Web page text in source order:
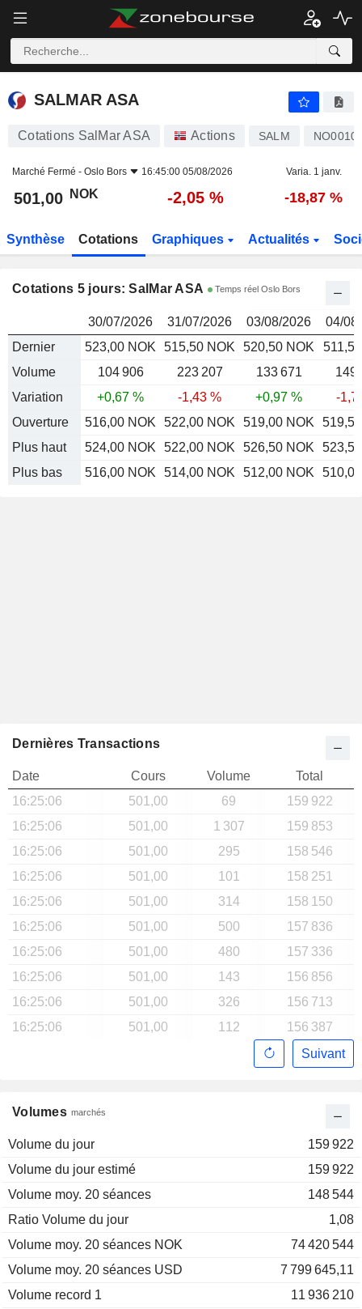
SALMAR ASA 501,00
SALMAR ASA
Cotations SalMar ASA Actions SALM
Marché Fermé - Oslo Bors 16:45:00 05/08/2026 Varia. 1 janv.
501,00 NOK -2,05 % -18,87 %
Synthèse Cotations Graphiques Actualités
Cotations 5 jours: SalMar ASA Temps réel Oslo Bors
30/07/2026 31/07/2026 03/08/2026
04/
Dernier
523,00 NOK 515,50 NOK 520,50 NOK
Volume
104 906 223 207 133 671
149
Variation
+0,67 % -1,43 % +0,97 %
-
Ouverture
516,00 NOK 522,00 NOK 519,00 NOK
Plus haut
524,00 NOK 522,00 NOK 526,50 NOK
Plus bas
516,00 NOK 514,00 NOK 512,00 NOK
Volumes marchés
Volume du jour
159 922
Volume du jour estimé
159 922
Volume moy. 20 séances
148 544
Ratio Volume du jour
1,08
Volume moy. 20 séances NOK
74 420 544
Volume moy. 20 séances USD
7 799 645,11
Volume record 1
11 936 210
Dernières Transactions
Date Cours Volume
Total
16:25:06
501,00 69
159 922
16:25:06
501,00 1 307
159 853
16:25:06
501,00 295
158 546
16:25:06
501,00 101
158 251
16:25:06
501,00 314
158 150
16:25:06
501,00 500
157 836
16:25:06
501,00 480
157 336
16:25:06
501,00 143
156 856
16:25:06
501,00 326
156 713
16:25:06
501,00 112
156 387
Suivant